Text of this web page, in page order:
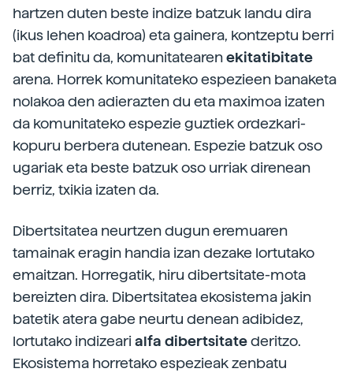
hartzen duten beste indize batzuk landu dira
(ikus lehen koadroa) eta gainera, kontzeptu berri
bat definitu da, komunitatearenekitatibitate
arena. Horrek komunitateko espezieen banaketa
nolakoa den adierazten du eta maximoa izaten
da komunitateko espezie guztiek ordezkari-
kopuru berbera dutenean. Espezie batzuk oso
ugariak eta beste batzuk oso urriak direnean
berriz, txikia izaten da.
Dibertsitatea neurtzen dugun eremuaren
tamainak eragin handia izan dezake lortutako
emaitzan. Horregatik, hiru dibertsitate-mota
bereizten dira. Dibertsitatea ekosistema jakin
batetik atera gabe neurtu denean adibidez,
lortutako indizearialfa dibertsitatederitzo.
Ekosistema horretako espezieak zenbatu